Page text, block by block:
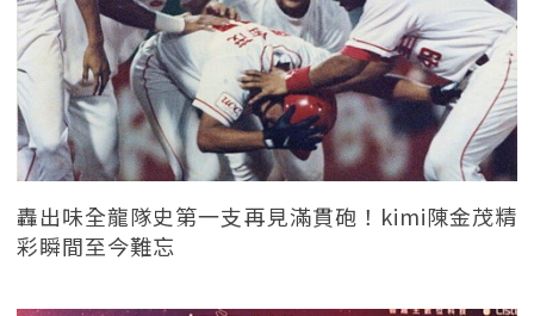
轟出味全龍隊史第一支再見滿貫砲！kimi陳金茂精
彩瞬間至今難忘